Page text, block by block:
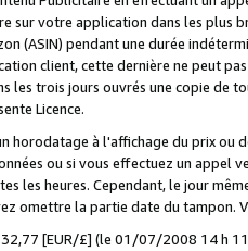
sur votre application dans les plus
(ASIN) pendant une durée
client, cette dernière ne peut
les trois jours ouvrés une copie de
Licence.
horodatage à l'affichage du prix
ou si vous effectuez un appel
les heures. Cependant, le jour
omettre la partie date du tampon.
32,77 [EUR/£] (le 01/07/2008 14 h